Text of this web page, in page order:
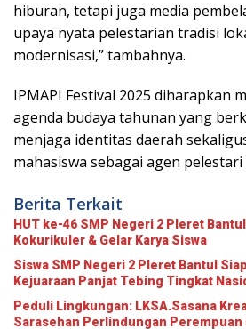
hiburan, tetapi juga media
upaya nyata pelestarian tradisi
modernisasi,” tambahnya.
IPMAPI Festival 2025 diharapkan
agenda budaya tahunan yang
menjaga identitas daerah
mahasiswa sebagai agen
Berita Terkait
HUT ke-46 SMP Negeri 2 Pleret
Kokurikuler & Gelar Karya Siswa
Siswa SMP Negeri 2 Pleret Bantul Siap Wakili Propinsi di
Kejuaraan Panjat Tebing Tingkat
Peduli Lingkungan: LKSA.Sasana
Sarasehan Perlindungan Perempuan